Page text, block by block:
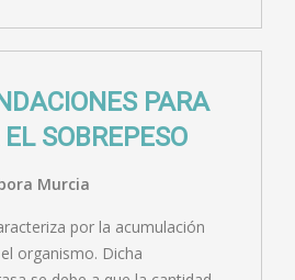
PARA
EL SOBREPESO
Murcia
por la acumulación
organismo. Dicha